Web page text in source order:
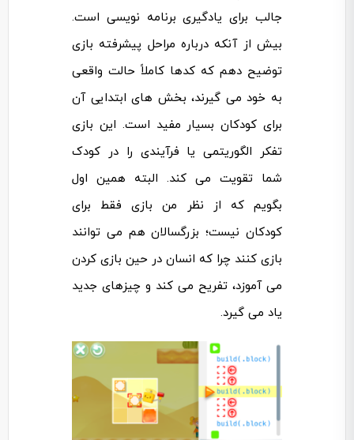
جالب برای یادگیری برنامه نویسی است.
بیش از آنکه درباره مراحل پیشرفته بازی
توضیح دهم که کدها کاملاً حالت واقعی
به خود می گیرند، بخش های ابتدایی آن
برای کودکان بسیار مفید است. این بازی
تفکر الگوریتمی یا فرآیندی را در کودک
شما تقویت می کند. البته همین اول
بگویم که از نظر من بازی فقط برای
کودکان نیست؛ بزرگسالان هم می توانند
بازی کنند چرا که انسان در حین بازی کردن
می آموزد، تفریح می کند و چیزهای جدید
یاد می گیرد.